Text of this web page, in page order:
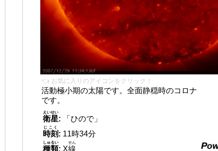
👈 お気に入りのアイコンをクリック！
活動極小期の太陽です。全面静穏時のコロナ
です。
衛星
えいせい
:
「ひので」
時刻
じこく
: 11時34分
種類
しゅるい
: X線
せん